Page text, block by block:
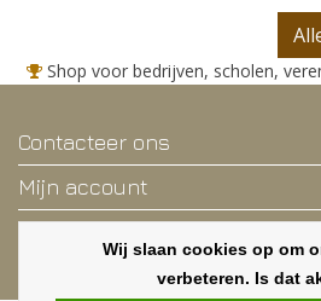
Shop voor bedrijven, scholen,
Contacteer ons
Mijn account
Wij slaan cookies op om
verbeteren. Is dat